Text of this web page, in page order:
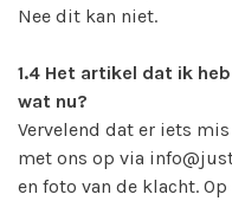
Nee dit kan niet.
1.4 Het artikel dat ik
wat nu?
Vervelend dat er iets
met ons op via
en foto van de klacht.